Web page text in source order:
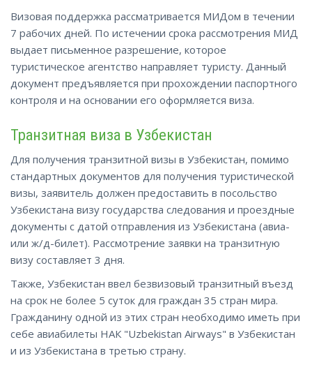
Визовая поддержка рассматривается МИДом в течении
7 рабочих дней. По истечении срока рассмотрения МИД
выдает письменное разрешение, которое
туристическое агентство направляет туристу. Данный
документ предъявляется при прохождении паспортного
контроля и на основании его оформляется виза.
Транзитная виза в Узбекистан
Для получения транзитной визы в Узбекистан, помимо
стандартных документов для получения туристической
визы, заявитель должен предоставить в посольство
Узбекистана визу государства следования и проездные
документы с датой отправления из Узбекистана (авиа-
или ж/д-билет). Рассмотрение заявки на транзитную
визу составляет 3 дня.
Также, Узбекистан ввел безвизовый транзитный въезд
на срок не более 5 суток для граждан 35 стран мира.
Гражданину одной из этих стран необходимо иметь при
себе авиабилеты НАК "Uzbekistan Airways" в Узбекистан
и из Узбекистана в третью страну.